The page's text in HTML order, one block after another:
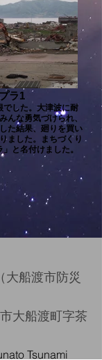
ラ1
でした。大津波に耐
んな勇気づけられ、
た結果、廻りを買い
ました。まちづくり
と名付けました。
大船渡市防災
大船渡町字茶
Tsunami